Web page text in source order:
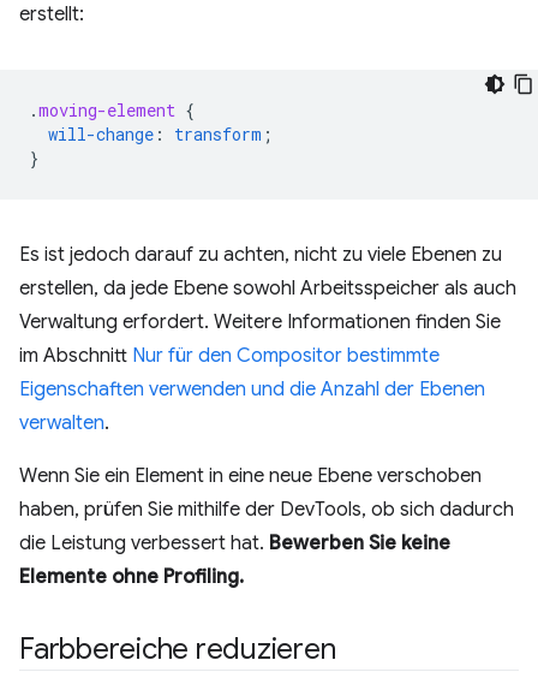
erstellt:
.moving-element {
will-change : transform ;
}
Es ist jedoch darauf zu achten, nicht zu viele Ebenen zu
erstellen, da jede Ebene sowohl Arbeitsspeicher als auch
Verwaltung erfordert. Weitere Informationen finden Sie
im Abschnitt Nur für den Compositor bestimmte
Eigenschaften verwenden und die Anzahl der Ebenen
verwalten.
Wenn Sie ein Element in eine neue Ebene verschoben
haben, prüfen Sie mithilfe der DevTools, ob sich dadurch
die Leistung verbessert hat. Bewerben Sie keine
Elemente ohne Profiling.
Farbbereiche reduzieren